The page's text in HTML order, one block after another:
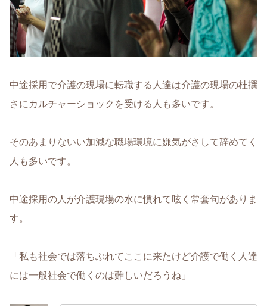
中途採用で介護の現場に転職する人達は介護の現場の杜撰
さにカルチャーショックを受ける人も多いです。
そのあまりないい加減な職場環境に嫌気がさして辞めてく
人も多いです。
中途採用の人が介護現場の水に慣れて呟く常套句がありま
す。
「私も社会では落ちぶれてここに来たけど介護で働く人達
には一般社会で働くのは難しいだろうね」